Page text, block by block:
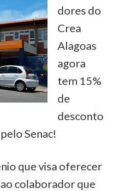
dores do
Crea
Alagoas
agora
tem 15%
de
desconto
Senac!
que visa oferecer
colaborador que